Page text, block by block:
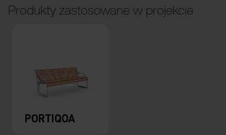
Produkty zastosowane w projekcie
PORTIQOA